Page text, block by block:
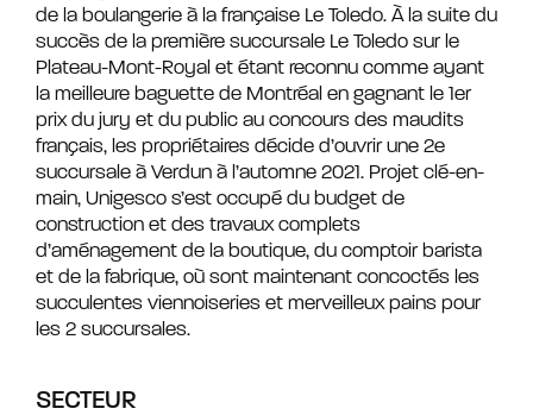
de la boulangerie à la française Le Toledo. À la suite du
succès de la première succursale Le Toledo sur le
Plateau-Mont-Royal et étant reconnu comme ayant
la meilleure baguette de Montréal en gagnant le 1er
prix du jury et du public au concours des maudits
français, les propriétaires décide d’ouvrir une 2e
succursale à Verdun à l’automne 2021. Projet clé-en-
main, Unigesco s’est occupé du budget de
construction et des travaux complets
d’aménagement de la boutique, du comptoir barista
et de la fabrique, où sont maintenant concoctés les
succulentes viennoiseries et merveilleux pains pour
les 2 succursales.
SECTEUR